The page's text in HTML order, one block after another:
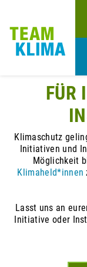
FÜR
Klimaschutz
Initiativen und
Möglichkeit
Klimaheld*innen
Lasst uns an
Initiative oder